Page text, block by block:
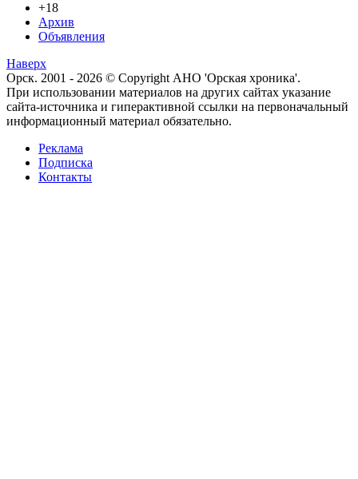
+18
Архив
Объявления
Наверх
Орск. 2001 - 2026 © Copyright АНО 'Орская хроника'.
При использовании материалов на других сайтах указание
сайта-источника и гиперактивной ссылки на первоначальный
информационный материал обязательно.
Реклама
Подписка
Контакты